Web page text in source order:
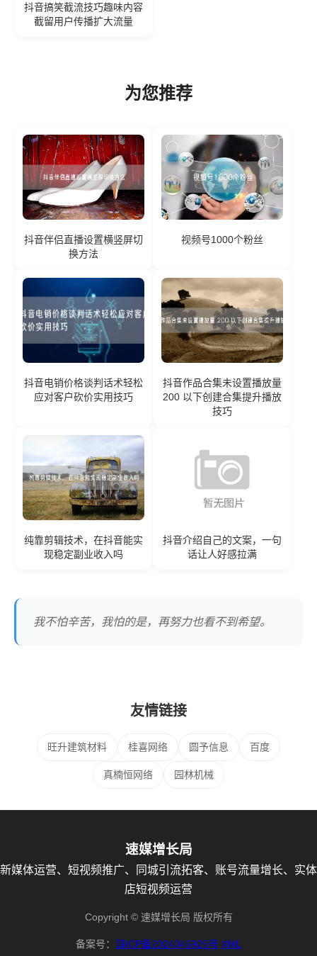
抖音搞笑截流技巧趣味内容
截留用户传播扩大流量
为您推荐
抖音伴侣直播设置横竖屏切
换方法
视频号1000个粉丝
抖音电销价格谈判话术轻松
应对客户砍价实用技巧
抖音作品合集未设置播放量
200 以下创建合集提升播放
技巧
纯靠剪辑技术，在抖音能实
现稳定副业收入吗
抖音介绍自己的文案，一句
话让人好感拉满
我不怕辛苦，我怕的是，再努力也看不到希望。
友情链接
旺升建筑材料 桂喜网络 圆予信息 百度
真楠恒网络 园林机械
速媒增长局
新媒体运营、短视频推广、同城引流拓客、账号流量增长、实体
店短视频运营
Copyright © 速媒增长局 版权所有
备案号： 琼ICP备2024046925号 XML